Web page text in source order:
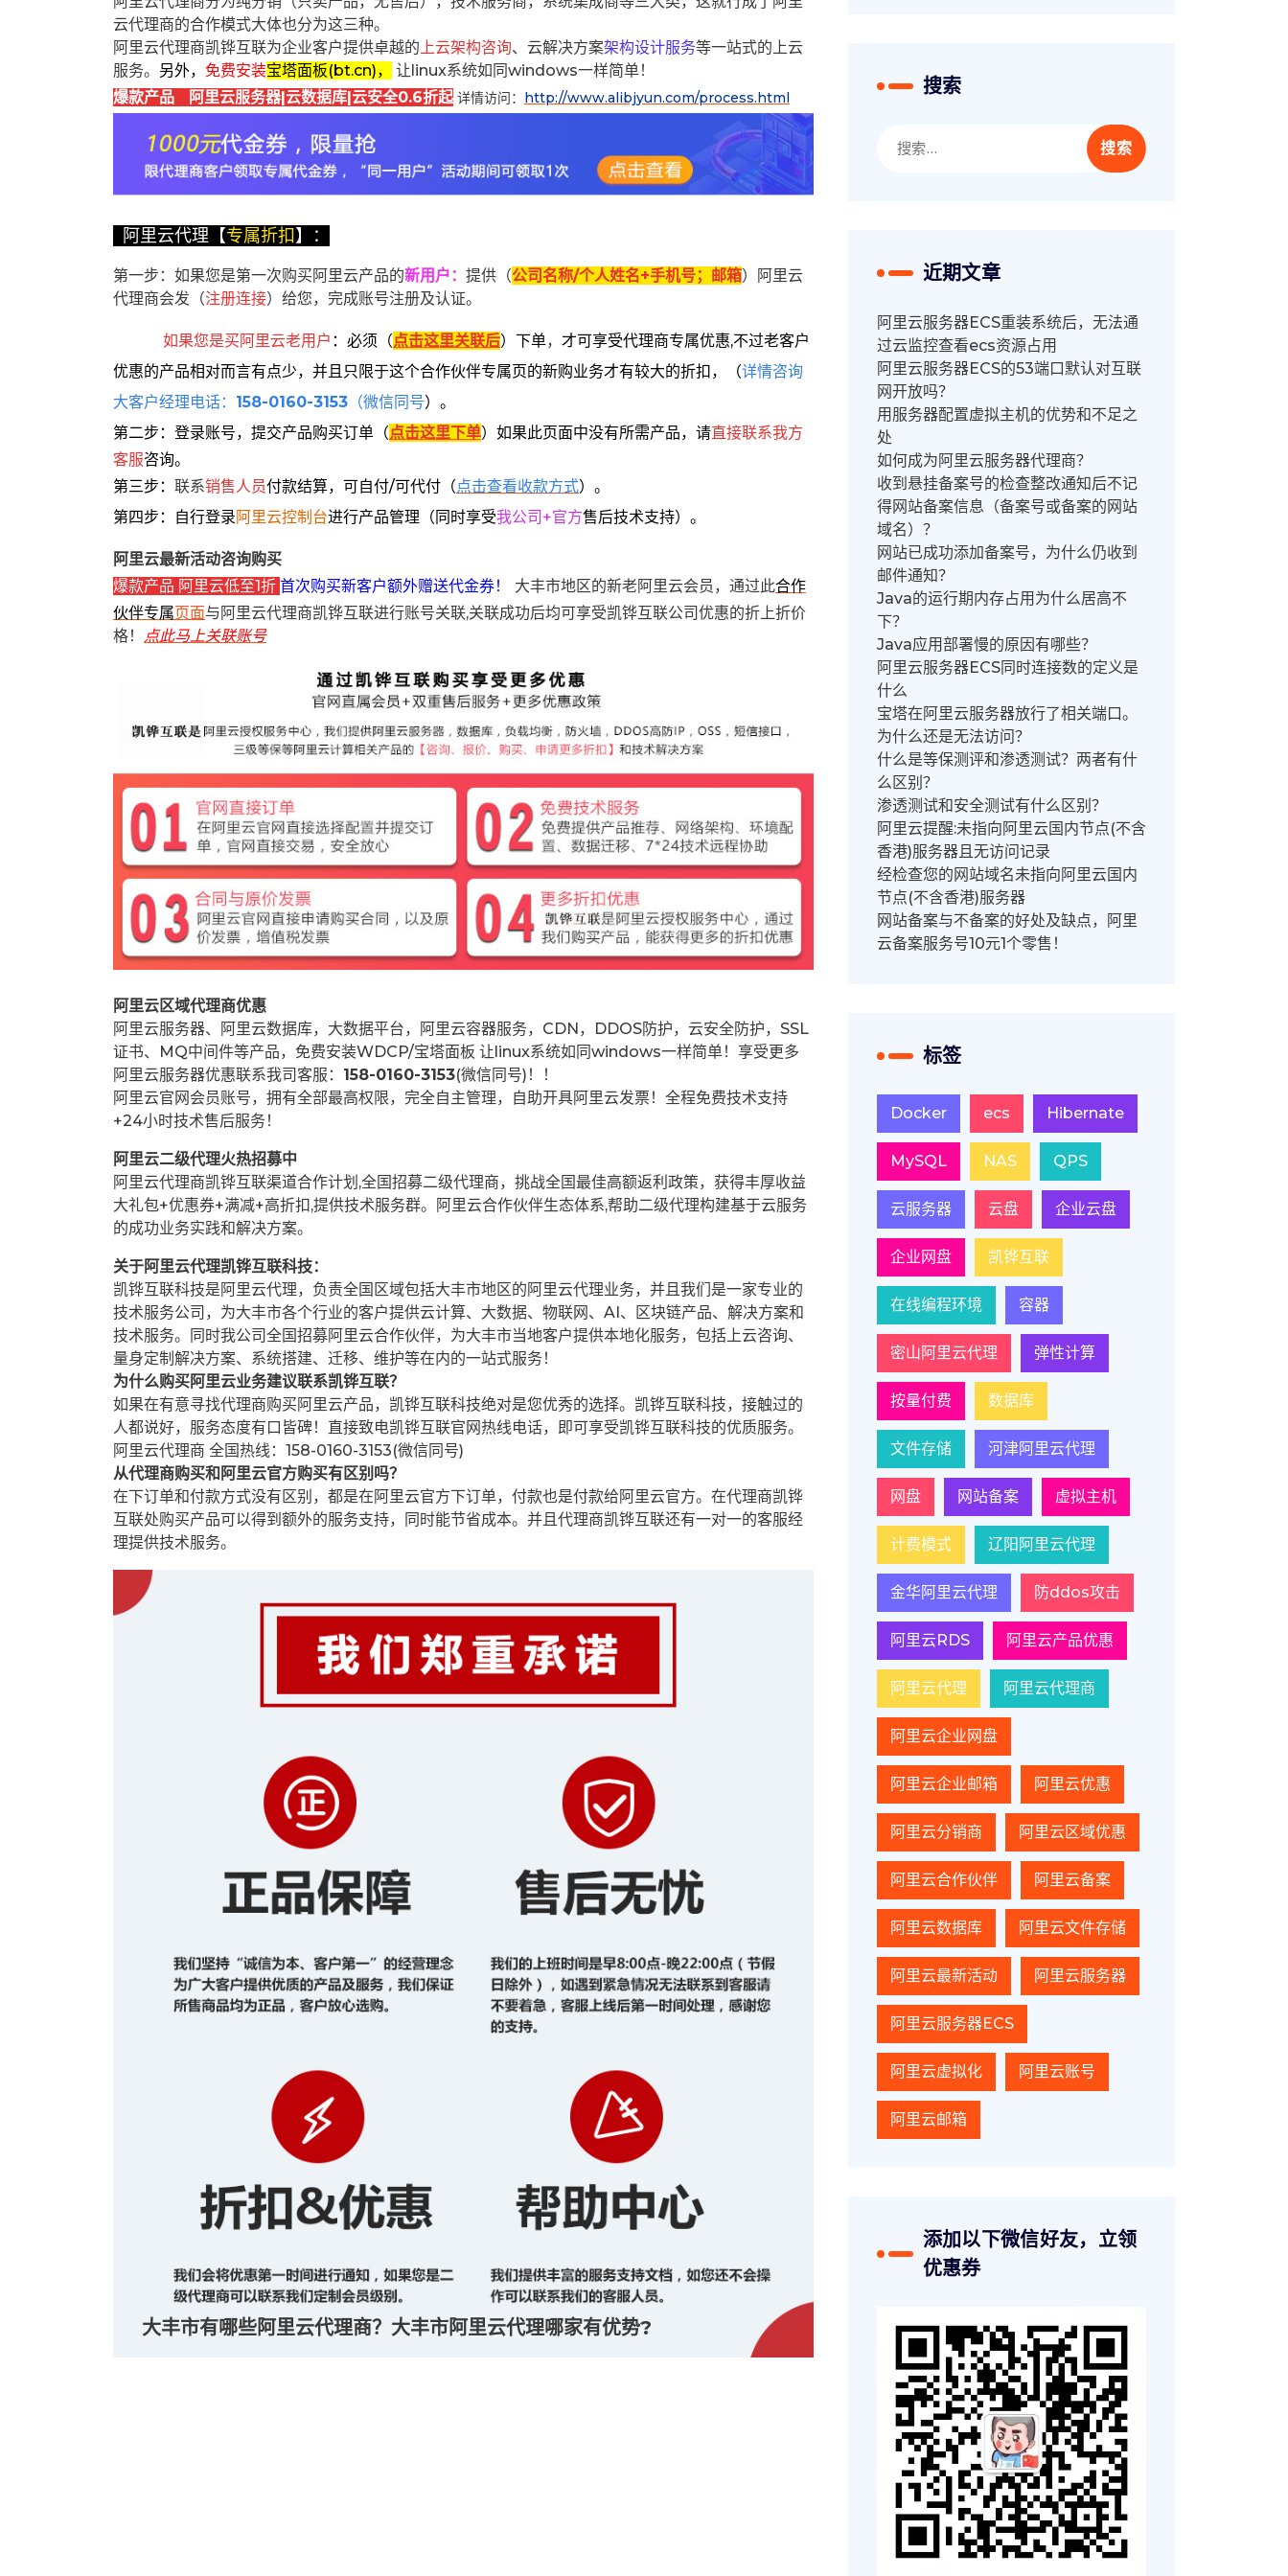
大丰市有哪些阿里云代理商？大丰市阿里云代理哪家有优势?
云代理商的合作模式大体也分为这三种。
阿里云代理商凯铧互联为企业客户提供卓越的上云架构咨询、云解决方案架构设计服务等一站式的上云
服务。 另外， 免费安装宝塔面板(bt.cn)，
让linux系统如同windows一样简单！
爆款产品 阿里云服务器|云数据库|云安全0.6折起 详情访问： http://www.alibjyun.com/process.html
阿里云代理【专属折扣】：
第一步：如果您是第一次购买阿里云产品的新用户 ： 提供（公司名称/个人姓名+手机号；邮箱）阿里云
代理商会发（注册连接）给您，完成账号注册及认证。
如果您是买阿里云老用户 ： 必须 （点击这里关联后） 下单， 才可享受代理商专属优惠,不过老客户
优惠的产品相对而言有点少，并且只限于这个合作伙伴专属页的新购业务才有较大的折扣，
（详情咨询
大客户经理电话： 158-0160-3153 （微信同号）。
第二步：登录账号，提交产品购买订单（点击这里下单） 如果此页面中没有所需产品，请直接联系我方
客服咨询。
第三步： 联系销售人员付款结算，可自付/可代付（点击查看收款方式）。
第四步：自行登录 阿里云控制台进行产品管理（同时享受我公司+官方售后技术支持）。
阿里云最新活动咨询购买
爆款产品 阿里云低至1折 首次购买新客户额外赠送代金券！ 大丰市地区的新老阿里云会员，通过此合作
伙伴专属页面与阿里云代理商凯铧互联进行账号关联,关联成功后均可享受凯铧互联公司优惠的折上折价
格！ 点此马上关联账号
阿里云区域代理商优惠
阿里云服务器、阿里云数据库，大数据平台，阿里云容器服务，CDN，DDOS防护，云安全防护，SSL
证书、MQ中间件等产品，免费安装WDCP/宝塔面板 让linux系统如同windows一样简单！享受更多
阿里云服务器优惠联系我司客服： 158-0160-3153(微信同号)！！
阿里云官网会员账号，拥有全部最高权限，完全自主管理，自助开具阿里云发票！全程免费技术支持
+24小时技术售后服务！
阿里云二级代理火热招募中
阿里云代理商凯铧互联渠道合作计划,全国招募二级代理商，挑战全国最佳高额返利政策，获得丰厚收益
大礼包+优惠券+满减+高折扣,提供技术服务群。阿里云合作伙伴生态体系,帮助二级代理构建基于云服务
的成功业务实践和解决方案。
关于阿里云代理凯铧互联科技：
凯铧互联科技是阿里云代理，负责全国区域包括大丰市地区的阿里云代理业务，并且我们是一家专业的
技术服务公司，为大丰市各个行业的客户提供云计算、大数据、物联网、AI、区块链产品、解决方案和
技术服务。同时我公司全国招募阿里云合作伙伴，为大丰市当地客户提供本地化服务，包括上云咨询、
量身定制解决方案、系统搭建、迁移、维护等在内的一站式服务！
为什么购买阿里云业务建议联系凯铧互联？
如果在有意寻找代理商购买阿里云产品，凯铧互联科技绝对是您优秀的选择。凯铧互联科技，接触过的
人都说好，服务态度有口皆碑！直接致电凯铧互联官网热线电话，即可享受凯铧互联科技的优质服务。
阿里云代理商 全国热线：158-0160-3153(微信同号)
从代理商购买和阿里云官方购买有区别吗？
在下订单和付款方式没有区别，都是在阿里云官方下订单，付款也是付款给阿里云官方。在代理商凯铧
互联处购买产品可以得到额外的服务支持，同时能节省成本。并且代理商凯铧互联还有一对一的客服经
理提供技术服务。
搜索
索：
近期文章
阿里云服务器ECS重装系统后，无法通
过云监控查看ecs资源占用
阿里云服务器ECS的53端口默认对互联
网开放吗？
用服务器配置虚拟主机的优势和不足之
处
如何成为阿里云服务器代理商？
收到悬挂备案号的检查整改通知后不记
得网站备案信息（备案号或备案的网站
域名）？
网站已成功添加备案号，为什么仍收到
邮件通知？
Java的运行期内存占用为什么居高不
下？
Java应用部署慢的原因有哪些？
阿里云服务器ECS同时连接数的定义是
什么
宝塔在阿里云服务器放行了相关端口。
为什么还是无法访问？
什么是等保测评和渗透测试？两者有什
么区别？
渗透测试和安全测试有什么区别？
阿里云提醒:未指向阿里云国内节点(不含
香港)服务器且无访问记录
经检查您的网站域名未指向阿里云国内
节点(不含香港)服务器
网站备案与不备案的好处及缺点，阿里
云备案服务号10元1个零售！
标签
Docker ecs Hibernate
MySQL NAS QPS
云服务器 云盘 企业云盘
企业网盘 凯铧互联
在线编程环境 容器
密山阿里云代理 弹性计算
按量付费 数据库
文件存储 河津阿里云代理
网盘 网站备案 虚拟主机
计费模式 辽阳阿里云代理
金华阿里云代理 防ddos攻击
阿里云RDS 阿里云产品优惠
阿里云代理 阿里云代理商
阿里云企业网盘
阿里云企业邮箱 阿里云优惠
阿里云分销商 阿里云区域优惠
阿里云合作伙伴 阿里云备案
阿里云数据库 阿里云文件存储
阿里云最新活动 阿里云服务器
阿里云服务器ECS
阿里云虚拟化 阿里云账号
阿里云邮箱
添加以下微信好友，立领
优惠券